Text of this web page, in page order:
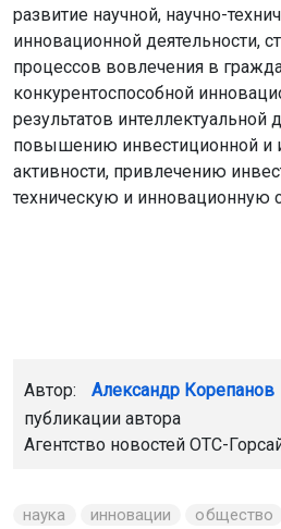
развитие научной, научно-
инновационной деятельности,
процессов вовлечения в
конкурентоспособной
результатов интеллектуальной
повышению инвестиционной и
активности, привлечению
техническую и инновационную
Автор: Александр Корепанов
публикации автора
Агентство новостей ОТС-
наука инновации общество